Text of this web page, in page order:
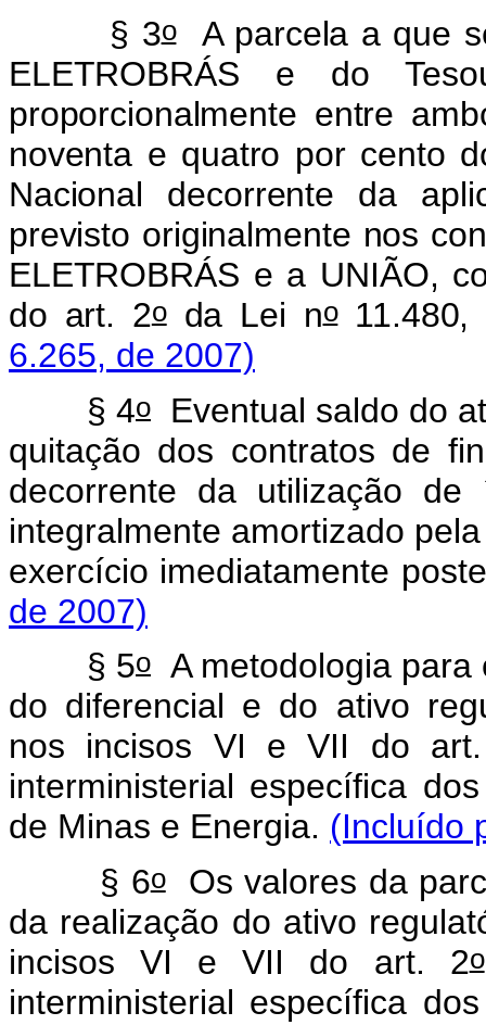
§ 3oA parcela a que
ELETROBRÁS e do
proporcionalmente entre
noventa e quatro por cento
Nacional decorrente da
previsto originalmente nos
ELETROBRÁS e a UNIÃO,
do art. 2oda Lei no11.480,
6.265, de 2007)
§ 4o Eventual saldo do
quitação dos contratos de
decorrente da utilização
integralmente amortizado
exercício imediatamente
de 2007)
§ 5o A metodologia
do diferencial e do ativo
nos incisos VI e VII do
interministerial específica
de Minas e Energia. (Incluído
§ 6oOs valores da
da realização do ativo
incisos VI e VII do art. 2o
interministerial específica